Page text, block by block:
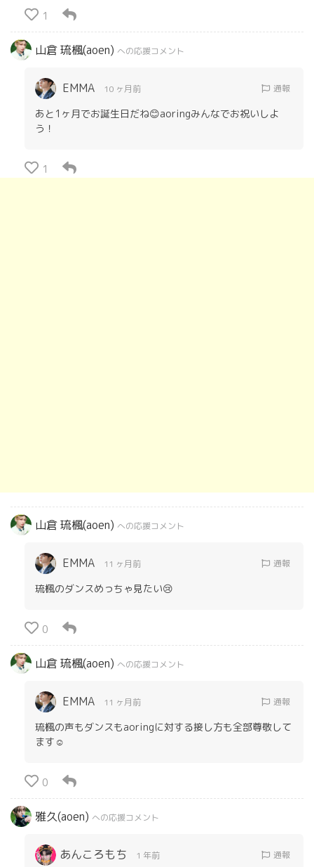
1
山倉 琉楓(aoen) への応援コメント
EMMA 10 ヶ月前 通報
あと1ヶ月でお誕生日だね😊aoringみんなでお祝いしよ
う！
1
山倉 琉楓(aoen) への応援コメント
EMMA 11 ヶ月前 通報
琉楓のダンスめっちゃ見たい😢
0
山倉 琉楓(aoen) への応援コメント
EMMA 11 ヶ月前 通報
琉楓の声もダンスもaoringに対する接し方も全部尊敬して
ます☺️
0
雅久(aoen) への応援コメント
あんころもち 1 年前 通報